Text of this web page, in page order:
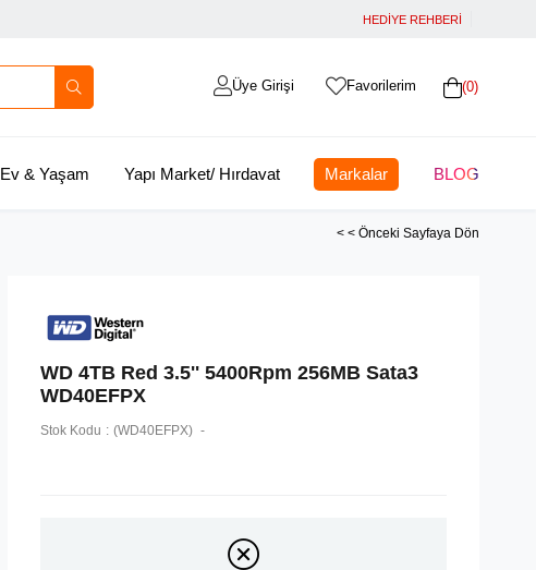
HEDİYE REHBERİ
0
Favorilerim
Üye Girişi
Ev & Yaşam Yapı Market/ Hırdavat Markalar BLOG
< < Önceki Sayfaya Dön
WD 4TB Red 3.5'' 5400Rpm 256MB Sata3
WD40EFPX
Stok Kodu (WD40EFPX)